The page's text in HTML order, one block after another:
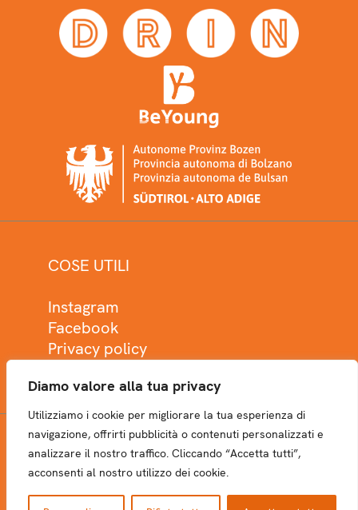
Diamo valore alla tua privacy
Utilizziamo i cookie per migliorare la tua esperienza di
navigazione, offrirti pubblicità o contenuti personalizzati e
analizzare il nostro traffico. Cliccando “Accetta tutti”,
acconsenti al nostro utilizzo dei cookie.
COSE UTILI
Instagram
Facebook
Privacy policy
NEWSLETTER